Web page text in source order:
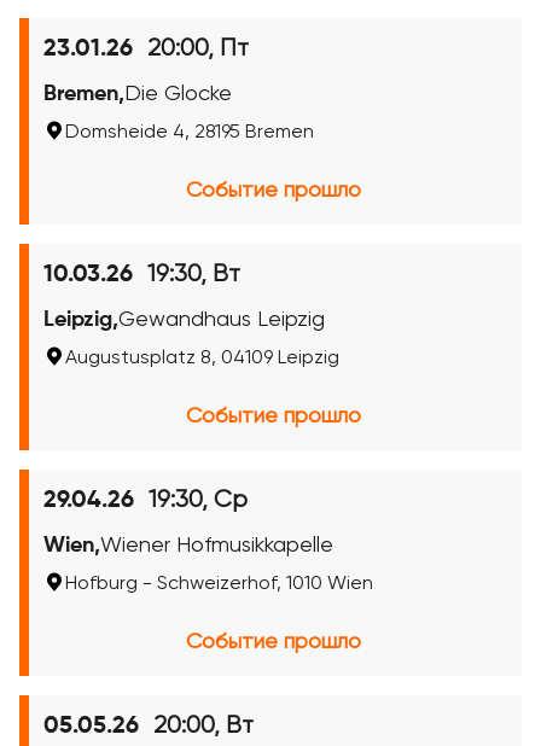
23.01.26 20:00, Пт
Bremen, Die Glocke
Domsheide 4, 28195 Bremen
Событие прошло
10.03.26 19:30, Вт
Leipzig,Gewandhaus Leipzig
Augustusplatz 8, 04109 Leipzig
Событие прошло
29.04.26 19:30, Ср
Wien,Wiener Hofmusikkapelle
Hofburg - Schweizerhof, 1010 Wien
Событие прошло
05.05.26 20:00, Вт